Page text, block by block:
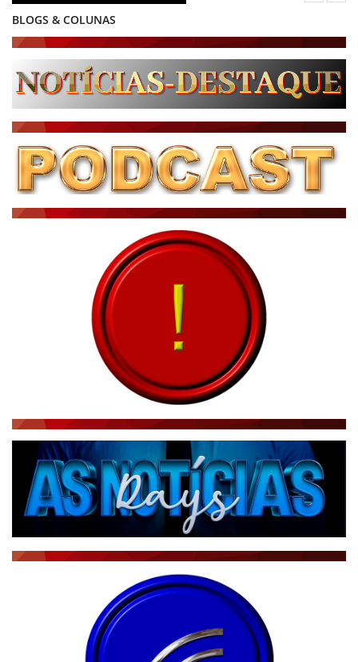
BLOGS & COLUNAS
DIÁRIO DO NORDESTE - ÚLTIMA HORA
PODCAST - PONTO DE VISTA
BRASIL DE FATO - ÚLTIMAS NOTÍCIAS
NOTÍCIAS DESTAQUE DO DIA
BRASIL NOTÍCIAS
ÚLTIMAS NOTÍCIAS
NOTÍCIAS TAMBÉM NA TELA
BRASIL MUNDO AO VIVO
JORNAL DO BRASIL
RÁDIO AGÊNCIA
NOTÍCIAS AO MINUTO
ACONTECEU...VIROU MANCHETE!